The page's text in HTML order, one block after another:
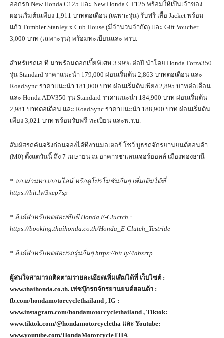
ออกรถ New Honda C125 และ New Honda CT125 พร้อมให้เป็นเจ้าของ
ผ่อนเริ่มต้นเพียง 1,911 บาทต่อเดือน (เฉพาะรุ่น) รับฟรี เสื้อ Jacket พร้อม
แก้ว Tumbler Stanley x Cub House (มีจำนวนจำกัด) และ Gift Voucher
3,000 บาท (เฉพาะรุ่น) พร้อมทะเบียนและ พรบ.
สำหรับรถเอ.ที มาพร้อมดอกเบี้ยพิเศษ 3.99% ต่อปี นำโดย Honda Forza350
รุ่น Standard ราคาแนะนำ 179,000 ผ่อนเริ่มต้น 2,863 บาทต่อเดือน และ
RoadSync ราคาแนะนำ 181,000 บาท ผ่อนเริ่มต้นเพียง 2,895 บาทต่อเดือน
และ Honda ADV350 รุ่น Standard ราคาแนะนำ 184,900 บาท ผ่อนเริ่มต้น
2,981 บาทต่อเดือน และ RoadSync ราคาแนะนำ 188,900 บาท ผ่อนเริ่มต้น
เพียง 3,021 บาท พร้อมรับฟรี ทะเบียน และพ.ร.บ.
สัมผัสรถคันจริงก่อนจองได้ที่งานมอเตอร์ โชว์ บูธรถจักรยานยนต์ฮอนด้า
(M0) ตั้งแต่วันนี้ ถึง 7 เมษายน ณ อาคารชาเลนเจอร์ฮอลล์ เมืองทองธานี
* จองผ่านทางออนไลน์ หรือดูโปรโมชันอื่นๆ เพิ่มเติมได้ที่
https://bit.ly/3xep7sp
* ลิงค์สำหรับทดสอบขับขี่Honda E-Cluctch :
https://booking.thaihonda.co.th/Honda_E-Clutch_Testride
* ลิงค์สำหรับทดสอบรถรุ่นอื่นๆhttps://bit.ly/4abxrrp
ผู้สนใจสามารถติดตามรายละเอียดเพิ่มเติมได้ที่ เว็บไซต์ :
www.thaihonda.co.th. เฟซบุ๊กรถจักรยานยนต์ฮอนด้า :
fb.com/hondamotorcyclethailand , IG :
www.instagram.com/hondamotorcyclethailand , Tiktok:
www.tiktok.com/@hondamotorcycletha และ Youtube:
www.youtube.com/HondaMotorcycleTHA